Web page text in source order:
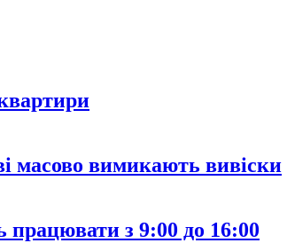
масово вимикають вивіски
працювати з 9:00 до 16:00